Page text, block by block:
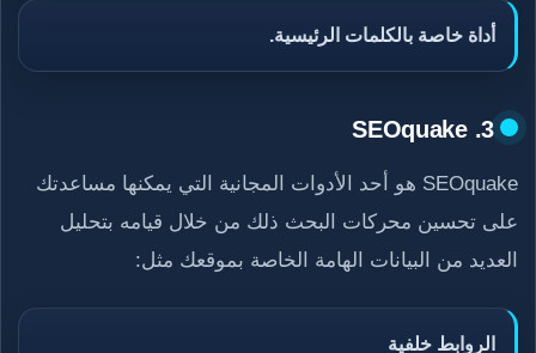
أداة خاصة بالكلمات الرئيسية.
3. SEOquake
SEOquake هو أحد الأدوات المجانية التي يمكنها مساعدتك
على تحسين محركات البحث ذلك من خلال قيامه بتحليل
العديد من البيانات الهامة الخاصة بموقعك مثل:
الروابط خلفية